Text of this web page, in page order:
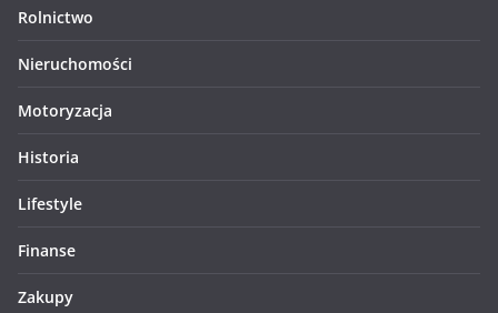
Rolnictwo
Nieruchomości
Motoryzacja
Historia
Lifestyle
Finanse
Zakupy